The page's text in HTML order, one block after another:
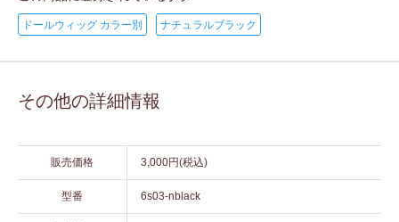
ドールウィッグ カラー別 ナチュラルブラック
その他の詳細情報
販売価格 3,000円(税込)
型番 6s03-nblack